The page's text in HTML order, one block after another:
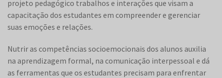
projeto pedagógico trabalhos e interações que visam a
capacitação dos estudantes em compreender e gerenciar
suas emoções e relações.
Nutrir as competências socioemocionais dos alunos auxilia
na aprendizagem formal, na comunicação interpessoal e dá
as ferramentas que os estudantes precisam para enfrentar